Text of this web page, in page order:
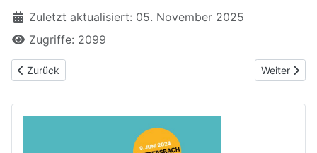
Zuletzt aktualisiert: 05. November 2025
Zugriffe: 2099
Vorheriger Beitrag: Empfehlenswerte Aussichtspunkte in
Zurück Nächster
Weiter